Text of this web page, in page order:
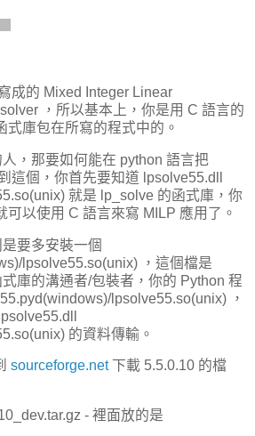
成的 Mixed Integer Linear
，所以基本上，你是用 C 語言的
式庫包在所寫的程式中的。
，那要如何能在 python 語言把
這個，你首先要知道 lpsolve55.dll
就是 lp_solve 的函式庫，你
可以使用 C 語言來寫 MILP 應用了。
要多安裝一個
lpsolve55.so(unix) ，這個檔是
庫的溝通者/包裝者，你的 Python 程
lpsolve55.so(unix) ，
的資料傳輸。
sourceforge.net下載 5.5.0.10 的檔
- 裡面放的是